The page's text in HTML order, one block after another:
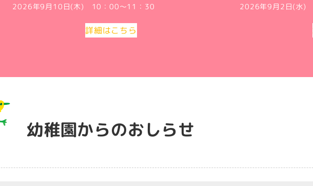
2026年9月10日(木) 10：00～11：30
詳細はこちら
2026年9月2日(水)
幼稚園からのおしらせ